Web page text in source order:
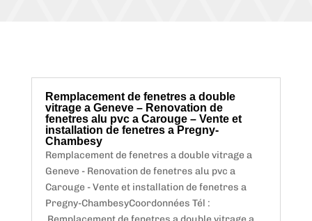
Remplacement de fenetres a double
vitrage a Geneve – Renovation de
fenetres alu pvc a Carouge – Vente et
installation de fenetres a Pregny-
Chambesy
Remplacement de fenetres a double vitrage a
Geneve - Renovation de fenetres alu pvc a
Carouge - Vente et installation de fenetres a
Pregny-ChambesyCoordonnées Tél :